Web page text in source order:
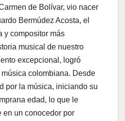
de Bolívar, vio nacer
Bermúdez Acosta, el
y compositor más
musical de nuestro
excepcional, logró
colombiana. Desde
por la música, iniciando su
edad, lo que le
en un conocedor por